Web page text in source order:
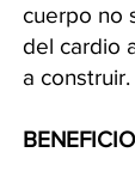
cuerpo no
del cardio
a construir.